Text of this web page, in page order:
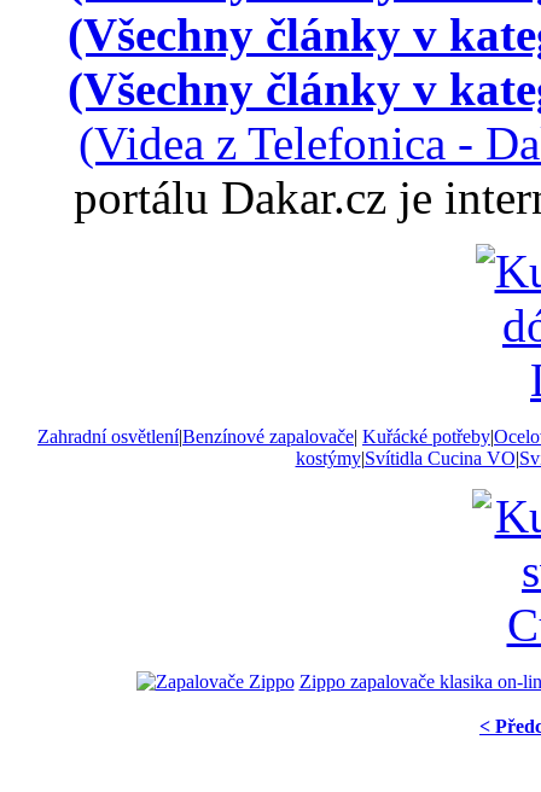
(Všechny články v
(Všechny články v
(Videa z Telefonica -
portálu Dakar.cz je
Zahradní osvětlení|Benzínové zapalovače| Kuřácké potřeby|
kostýmy|Svítidla Cucina VO|
Zippo zapalovače klasika on-
<